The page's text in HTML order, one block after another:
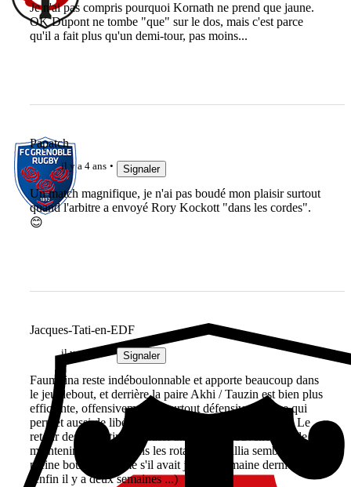
Je n'ai pas compris pourquoi Kornath ne prend que jaune.
OK Dupont ne tombe "que" sur le dos, mais c'est parce
qu'il a fait plus qu'un demi-tour, pas moins...
Papatch
il y a 4 ans Signaler
Un match magnifique, je n'ai pas boudé mon plaisir surtout
quand l'arbitre a envoyé Rory Kockott "dans les cordes".
😊
Jacques-Tati-en-EDF
il y a 4 ans Signaler
Faumuina reste indéboulonnable et apporte beaucoup dans
le jeu debout, et derrière la paire Akhi / Tauzin est bien plus
efficiente, offensivement et surtout défensivement ce qui
permet aussi de libérer la 3 ème ligne et la charnière... Le
retour des argentins est aussi une bonne nouvelle afin de
maintenir le niveau dans les rotations. Mallia semble en
pleine bourre, comme s'il avait joué la semaine dernière
(enfin il y a deux semaines ...)